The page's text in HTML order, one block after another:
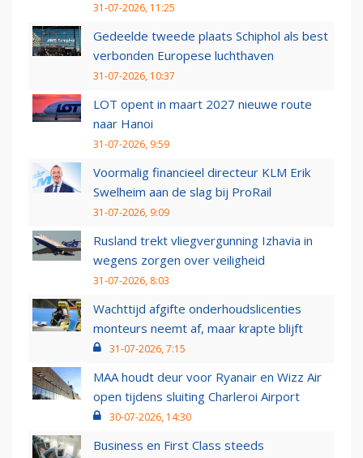
31-07-2026, 11:25
Gedeelde tweede plaats Schiphol als best
verbonden Europese luchthaven
31-07-2026, 10:37
LOT opent in maart 2027 nieuwe route
naar Hanoi
31-07-2026, 9:59
Voormalig financieel directeur KLM Erik
Swelheim aan de slag bij ProRail
31-07-2026, 9:09
Rusland trekt vliegvergunning Izhavia in
wegens zorgen over veiligheid
31-07-2026, 8:03
Wachttijd afgifte onderhoudslicenties
monteurs neemt af, maar krapte blijft
31-07-2026, 7:15
MAA houdt deur voor Ryanair en Wizz Air
open tijdens sluiting Charleroi Airport
30-07-2026, 14:30
Business en First Class steeds